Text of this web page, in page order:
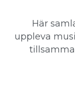
Här
uppleva